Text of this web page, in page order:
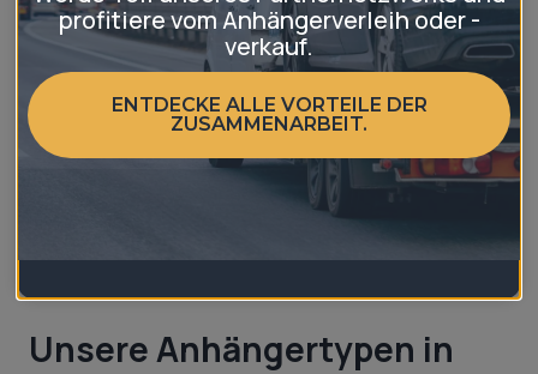
den gewerblichen Einsatz oder eine
Urlaubsreise mit dem Wohnwagen – unsere
Anhängervermietung in Fürth bietet Ihnen
eine breite Auswahl an Anhängern, die für
jeden Bedarf geeignet sind. Mit unserer
zuverlässigen und bequemen Mietlösung wird
Ihr Transportprojekt in Fürth unkompliziert
und effizient.
Unsere Anhängertypen in
profitiere vom Anhängerverleih oder -
verkauf.
ENTDECKE ALLE VORTEILE DER
ZUSAMMENARBEIT.